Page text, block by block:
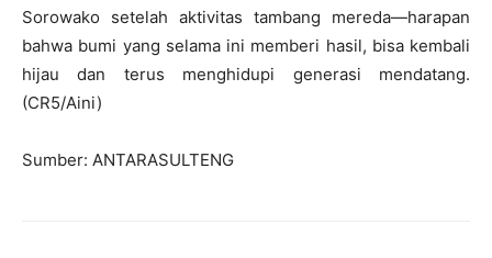
Sorowako setelah aktivitas tambang mereda—harapan
bahwa bumi yang selama ini memberi hasil, bisa kembali
hijau dan terus menghidupi generasi mendatang.
(CR5/Aini)
Sumber: ANTARASULTENG